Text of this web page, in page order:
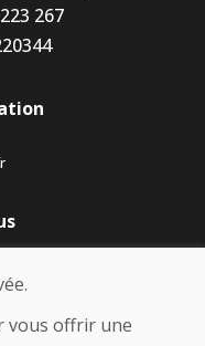
267
vous offrir une